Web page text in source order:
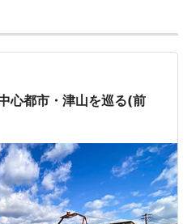
心都市・津山を巡る(前